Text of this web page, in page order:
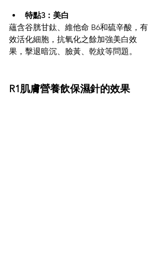
特點3：美白
蘊含谷胱甘鈦、維他命 B6和硫辛酸，有
效活化細胞，抗氧化之餘加強美白效
果，擊退暗沉、臉黃、乾紋等問題。
R1肌膚營養飲保濕針的效果